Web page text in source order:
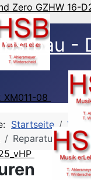
Zero GZHW 16-
XM011-08
-
Startseite
Reparaturen